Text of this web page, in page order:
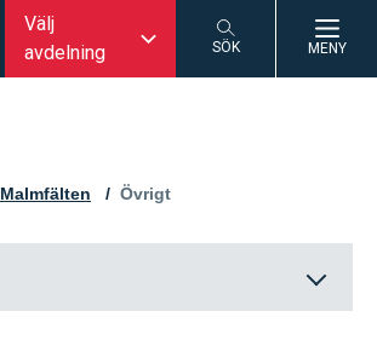
Välj
avdelning
SÖK MENY
Malmfälten Aktuell sida:
Övrigt